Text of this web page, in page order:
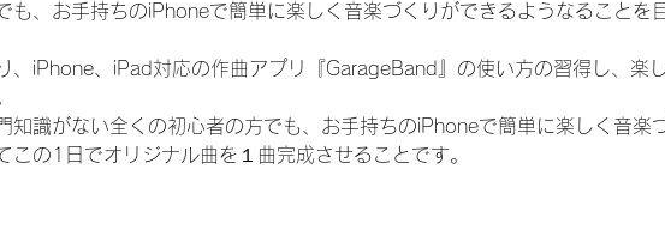
も、お手持ちのiPhoneで簡単に楽しく音楽づくりができるようなることを
、iPhone、iPad対応の作曲アプリ『GarageBand』の使い方の習得し、楽
知識がない全くの初心者の方でも、お手持ちのiPhoneで簡単に楽しく音楽
この1日でオリジナル曲を１曲完成させることです。